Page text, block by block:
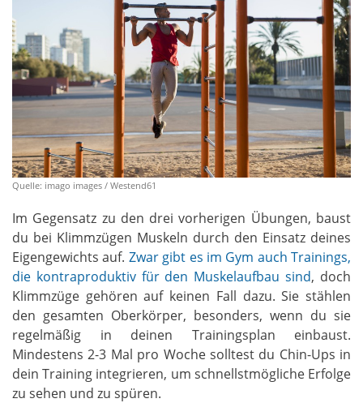
Quelle: imago images / Westend61
Im Gegensatz zu den drei vorherigen Übungen, baust
du bei Klimmzügen Muskeln durch den Einsatz deines
Eigengewichts auf. Zwar gibt es im Gym auch Trainings,
die kontraproduktiv für den Muskelaufbau sind, doch
Klimmzüge gehören auf keinen Fall dazu. Sie stählen
den gesamten Oberkörper, besonders, wenn du sie
regelmäßig in deinen Trainingsplan einbaust.
Mindestens 2-3 Mal pro Woche solltest du Chin-Ups in
dein Training integrieren, um schnellstmögliche Erfolge
zu sehen und zu spüren.